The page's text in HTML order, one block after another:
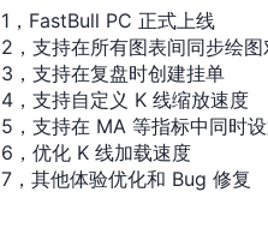
1，FastBull PC 正式上线
2，支持在所有图表间同步绘
3，支持在复盘时创建挂单
4，支持自定义 K 线缩放速度
5，支持在 MA 等指标中同时
6，优化 K 线加载速度
7，其他体验优化和 Bug 修复